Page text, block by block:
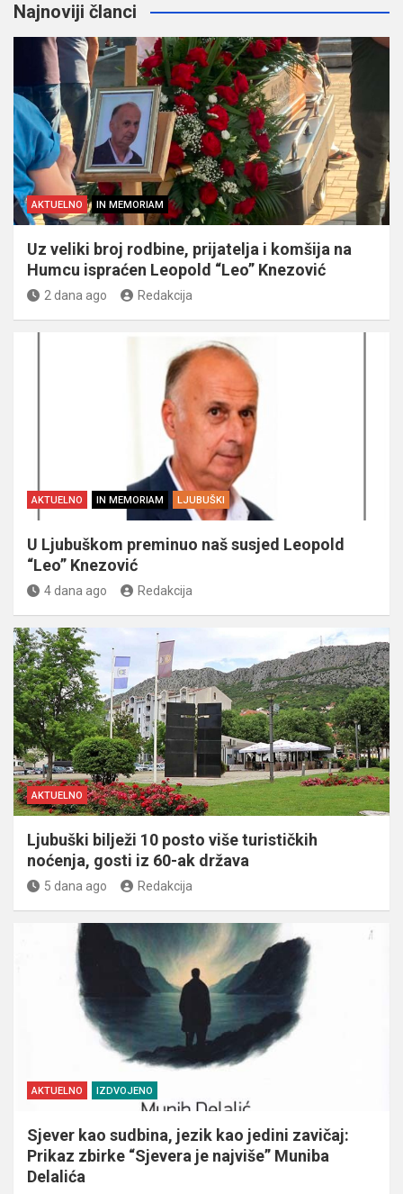
Najnoviji članci
AKTUELNO IN MEMORIAM
Uz veliki broj rodbine, prijatelja i komšija na
Humcu ispraćen Leopold “Leo” Knezović
2 dana ago Redakcija
AKTUELNO IN MEMORIAM LJUBUŠKI
U Ljubuškom preminuo naš susjed Leopold
“Leo” Knezović
4 dana ago Redakcija
AKTUELNO
Ljubuški bilježi 10 posto više turističkih
noćenja, gosti iz 60-ak država
5 dana ago Redakcija
AKTUELNO IZDVOJENO
Sjever kao sudbina, jezik kao jedini zavičaj:
Prikaz zbirke “Sjevera je najviše” Muniba
Delalića